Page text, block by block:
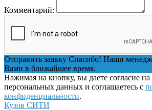
Комментарий:
Отправить заявку Спасибо! Наши
Вами в ближайшее время.
Нажимая на кнопку, вы даете согласие на
персональных данных и соглашаетесь с
конфиденциальности.
Кузов СИТИ